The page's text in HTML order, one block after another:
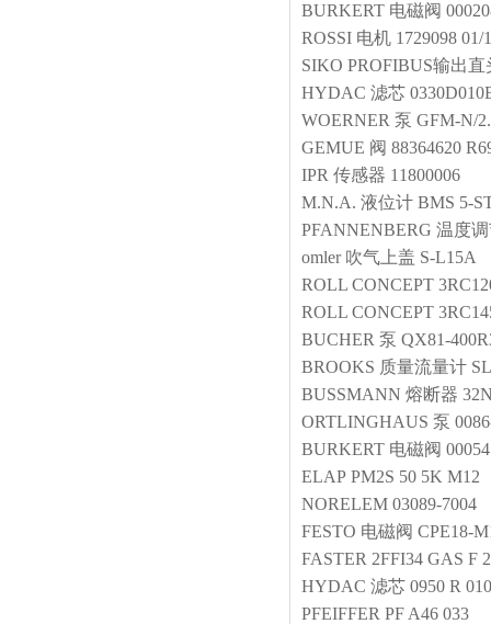
BURKERT 电磁阀
ROSSI 电机 1729098
SIKO PROFIBUS输出直
HYDAC 滤芯
WOERNER 泵 GFM-N/
GEMUE 阀 88364620
IPR 传感器 11800006
M.N.A. 液位计 BMS 5-
PFANNENBERG 温度
omler 吹气上盖 S-L15A
ROLL CONCEPT
ROLL CONCEPT
BUCHER 泵 QX81-
BROOKS 质量流量计
BUSSMANN 熔断器
ORTLINGHAUS 泵
BURKERT 电磁阀
ELAP PM2S 50 5K M12
NORELEM 03089-7004
FESTO 电磁阀 CPE18-
FASTER 2FFI34 GAS F
HYDAC 滤芯 0950 R
PFEIFFER PF A46 033